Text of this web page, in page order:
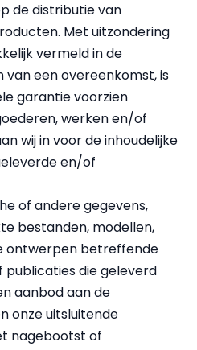
de distributie van
Met uitzondering
vermeld in de
een overeenkomst, is
garantie voorzien
werken en/of
wij in voor de inhoudelijke
en/of
of andere gegevens,
bestanden, modellen,
ontwerpen betreffende
die geleverd
aanbod aan de
onze uitsluitende
nagebootst of